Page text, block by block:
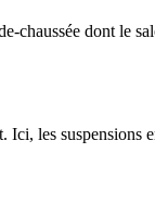
chaussée dont le
les suspensions